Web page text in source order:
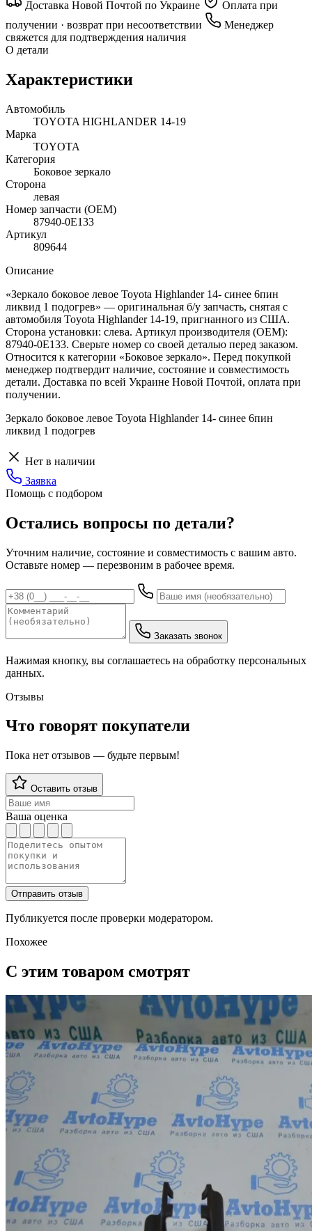
Доставка Новой Почтой по Украине
Оплата при
получении · возврат при несоответствии
Менеджер
свяжется для подтверждения наличия
О детали
Характеристики
Автомобиль
TOYOTA HIGHLANDER 14-19
Марка
TOYOTA
Категория
Боковое зеркало
Сторона
левая
Номер запчасти (OEM)
87940-0E133
Артикул
809644
Описание
«Зеркало боковое левое Toyota Highlander 14- синее 6пин
ликвид 1 подогрев» — оригинальная б/у запчасть, снятая с
автомобиля Toyota Highlander 14-19, пригнанного из США.
Сторона установки: слева. Артикул производителя (OEM):
87940-0E133. Сверьте номер со своей деталью перед заказом.
Относится к категории «Боковое зеркало». Перед покупкой
менеджер подтвердит наличие, состояние и совместимость
детали. Доставка по всей Украине Новой Почтой, оплата при
получении.
Зеркало боковое левое Toyota Highlander 14- синее 6пин
ликвид 1 подогрев
Нет в наличии
Заявка
Помощь с подбором
Остались вопросы по детали?
Уточним наличие, состояние и совместимость с вашим авто.
Оставьте номер — перезвоним в рабочее время.
Заказать звонок
Нажимая кнопку, вы соглашаетесь на обработку персональных
данных.
Отзывы
Что говорят покупатели
Пока нет отзывов — будьте первым!
Оставить отзыв
Ваша оценка
Отправить отзыв
Публикуется после проверки модератором.
Похожее
С этим товаром смотрят